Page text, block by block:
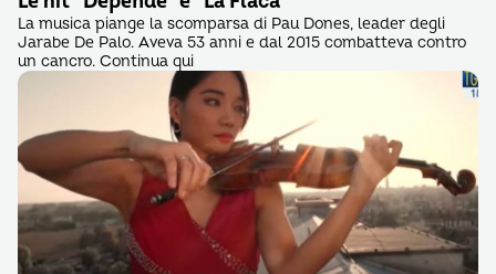
La musica piange la scomparsa di Pau Dones, leader degli
Jarabe De Palo. Aveva 53 anni e dal 2015 combatteva contro
un cancro. Continua qui